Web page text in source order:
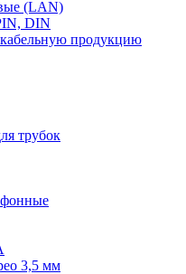
(LAN)
DIN
продукцию
трубок
3,5 мм